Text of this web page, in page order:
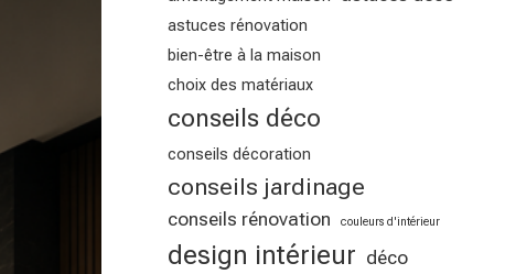
astuces rénovation
bien-être à la maison
choix des matériaux
conseils déco
conseils décoration
conseils jardinage
conseils rénovation couleurs d'intérieur
design intérieur déco